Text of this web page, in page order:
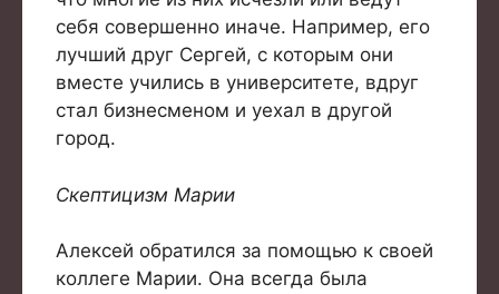
себя совершенно иначе. Например, его
лучший друг Сергей, с которым они
вместе учились в университете, вдруг
стал бизнесменом и уехал в другой
город.
Скептицизм Марии
Алексей обратился за помощью к своей
коллеге Марии. Она всегда была